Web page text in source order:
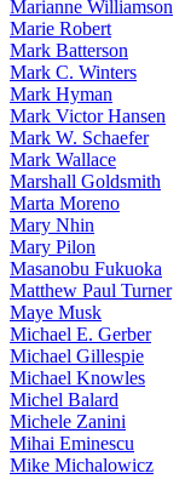
Marianne Williamson
Marie Robert
Mark Batterson
Mark C. Winters
Mark Hyman
Mark Victor Hansen
Mark W. Schaefer
Mark Wallace
Marshall Goldsmith
Marta Moreno
Mary Nhin
Mary Pilon
Masanobu Fukuoka
Matthew Paul Turner
Maye Musk
Michael E. Gerber
Michael Gillespie
Michael Knowles
Michel Balard
Michele Zanini
Mihai Eminescu
Mike Michalowicz